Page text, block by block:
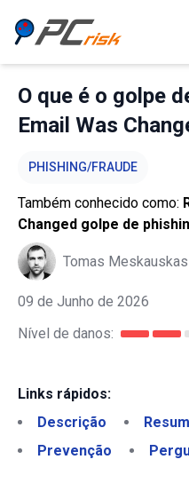
O que é o golpe
Email Was
PHISHING/FRAUDE
Também conhecido como:
Changed golpe de
Tomas Meskauskas
09 de Junho de 2026
Nível de danos:
Links rápidos:
Descrição
Prevenção